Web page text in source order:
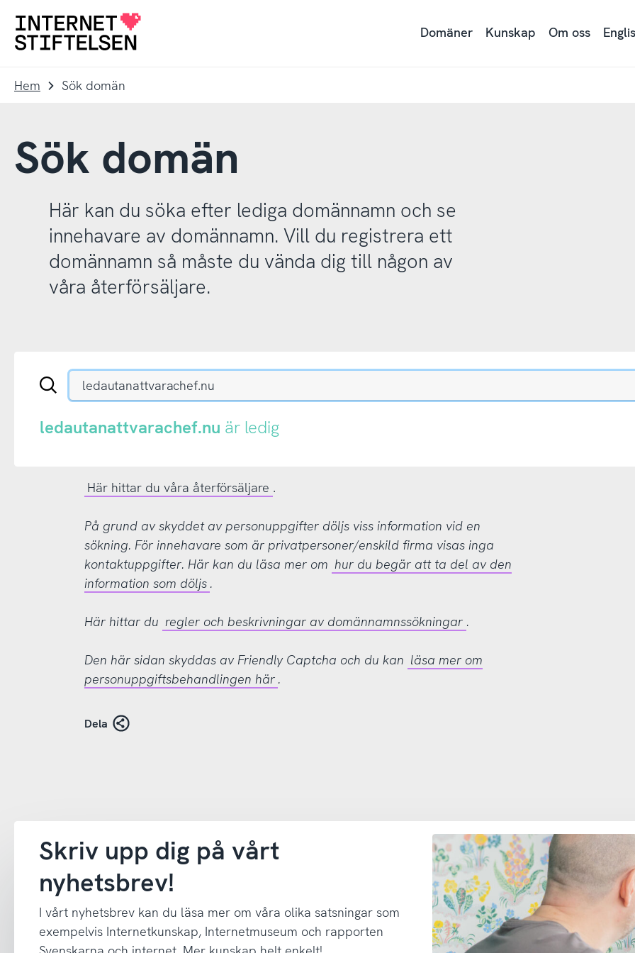
navigering
innehåll
Till
Domäner Kunskap Om oss
Hem Sök domän
Sök domän
Här kan du söka efter lediga domännamn och se
innehavare av domännamn. Vill du registrera ett
domännamn så måste du vända dig till någon av
våra återförsäljare.
Sök
.se-
eller
.nu-
ledautanattvarachef.nu är ledig
Här hittar du våra återförsäljare .
På grund av skyddet av personuppgifter döljs viss information vid en
sökning. För innehavare som är privatpersoner/enskild firma visas inga
kontaktuppgifter. Här kan du läsa mer om hur du begär att ta del av den
information som döljs .
Här hittar du regler och beskrivningar av domännamnssökningar .
Den här sidan skyddas av Friendly Captcha och du kan läsa mer om
personuppgiftsbehandlingen här .
Dela
Skriv upp dig på vårt
nyhetsbrev!
I vårt nyhetsbrev kan du läsa mer om våra olika satsningar som
exempelvis Internetkunskap, Internetmuseum och rapporten